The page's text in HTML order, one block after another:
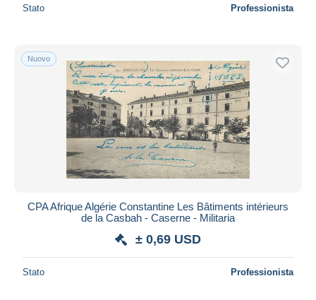
Stato Professionista
Nuovo
CPA Afrique Algérie Constantine Les Bâtiments intérieurs
de la Casbah - Caserne - Militaria
± 0,69 USD
Stato Professionista